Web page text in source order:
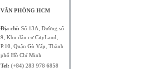
VĂN PHÒNG HCM
Địa chỉ: Số 13A, Đường số
9, Khu dân cư CityLand,
P.10, Quận Gò Vấp, Thành
phố Hồ Chí Minh
Tel: (+84) 283 978 6858